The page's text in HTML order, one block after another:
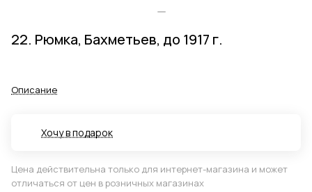
22. Рюмка, Бахметьев, до 1917 г.
Описание
Хочу в подарок
Цена действительна только для интернет-магазина и может
отличаться от цен в розничных магазинах